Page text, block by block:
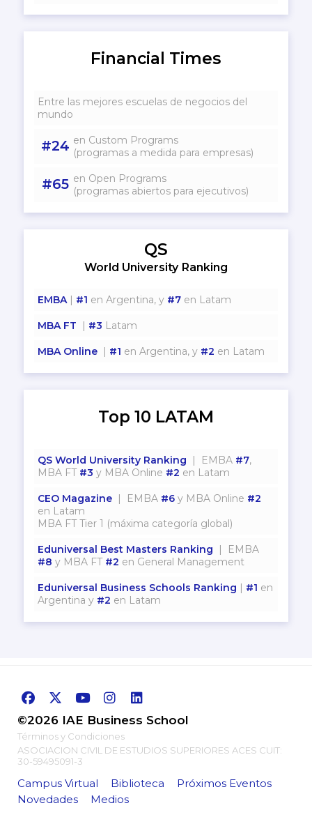
Financial Times
Entre las mejores escuelas de negocios del
mundo
#24 en Custom Programs
(programas a medida para empresas)
#65 en Open Programs
(programas abiertos para ejecutivos)
QS
World University Ranking
EMBA| #1 en Argentina, y #7en Latam
MBA FT | #3 Latam
MBA Online | #1 en Argentina, y #2 en Latam
Top 10 LATAM
QS World University Ranking | EMBA #7,
MBA FT #3 y MBA Online #2 en Latam
CEO Magazine | EMBA #6y MBA Online #2
en Latam
MBA FT Tier 1 (máxima categoría global)
Eduniversal Best Masters Ranking
| EMBA
#8 y MBA FT #2 en General Management
Eduniversal Business Schools Ranking | #1 en
Argentina y #2 en Latam
©2026 IAE Business School
Términos y Condiciones
ASOCIACION CIVIL DE ESTUDIOS SUPERIORES ACES CUIT:
30-59495091-3
Campus Virtual Biblioteca
Próximos Eventos
Novedades
Medios